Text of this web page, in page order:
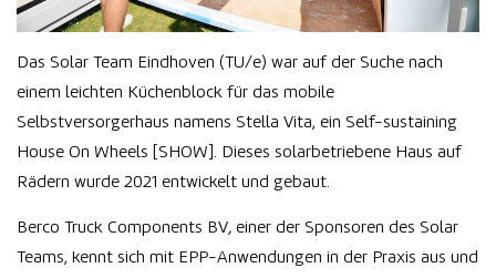
Das Solar Team Eindhoven (TU/e) war auf der Suche nach
einem leichten Küchenblock für das mobile
Selbstversorgerhaus namens Stella Vita, ein Self-sustaining
House On Wheels [SHOW]. Dieses solarbetriebene Haus auf
Rädern wurde 2021 entwickelt und gebaut.
Berco Truck Components BV, einer der Sponsoren des Solar
Teams, kennt sich mit EPP-Anwendungen in der Praxis aus und